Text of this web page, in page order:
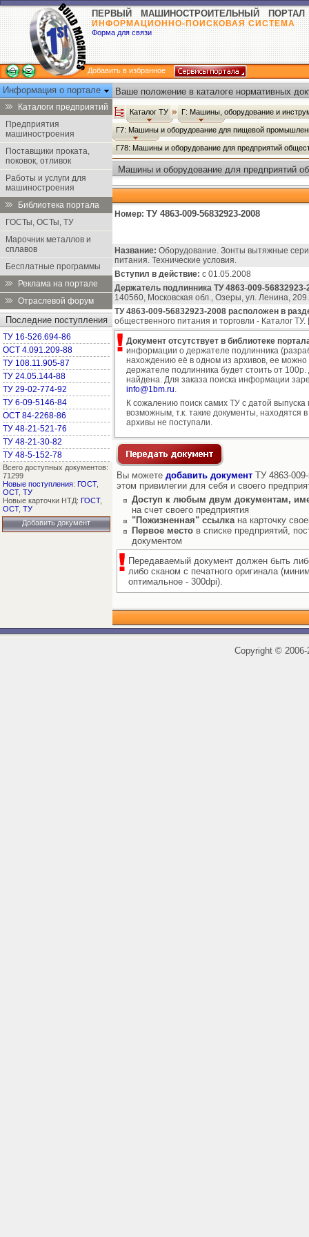
ПЕРВЫЙ МАШИНОСТРОИТЕЛЬНЫЙ ПОРТАЛ
ИНФОРМАЦИОННО-ПОИСКОВАЯ СИСТЕМА
Форма для связи
Добавить в избранное
Информация о портале
Каталоги предприятий
Предприятия
машиностроения
Поставщики проката,
поковок, отливок
Работы и услуги для
машиностроения
Библиотека портала
ГОСТы, ОСТы, ТУ
Марочник металлов и
сплавов
Бесплатные программы
Реклама на портале
Отраслевой форум
Последние поступления
ТУ 16-526.694-86
ОСТ 4.091.209-88
ТУ 108.11.905-87
ТУ 24.05.144-88
ТУ 29-02-774-92
ТУ 6-09-5146-84
ОСТ 84-2268-86
ТУ 48-21-521-76
ТУ 48-21-30-82
ТУ 48-5-152-78
Всего доступных документов:
71299
Новые поступления: ГОСТ,
ОСТ, ТУ
Новые карточки НТД: ГОСТ,
ОСТ, ТУ
Добавить документ
Ваше положение в каталоге нормативных
Каталог ТУ Г: Машины, оборудование и
Г7: Машины и оборудование для пищевой
Г78: Машины и оборудование для предприятий
Машины и оборудование для предприятий
Номер: ТУ 4863-009-56832923-2008
Название: Оборудование. Зонты вытяжные
питания. Технические условия.
Вступил в действие: с 01.05.2008
Держатель подлинника ТУ 4863-009-56832923-
140560, Московская обл., Озеры, ул. Ленина, 209.
ТУ 4863-009-56832923-2008 расположен в
общественного питания и торговли - Каталог ТУ. [
Документ отсутствует в библиотеке
информации о держателе подлинника
нахождению её в одном из архивов, ее
держателе подлинника будет стоить от
найдена. Для заказа поиска информации
info@1bm.ru.
К сожалению поиск самих ТУ с датой
возможным, т.к. такие документы, находятся
архивы не поступали.
Вы можете добавить документ ТУ 4863-
этом привилегии для себя и своего
Доступ к любым двум документам,
на счет своего предприятия
"Пожизненная" ссылкана карточку
Первое место в списке предприятий,
документом
Передаваемый документ должен быть
либо сканом с печатного оригинала
оптимальное - 300dpi).
Copyright ©